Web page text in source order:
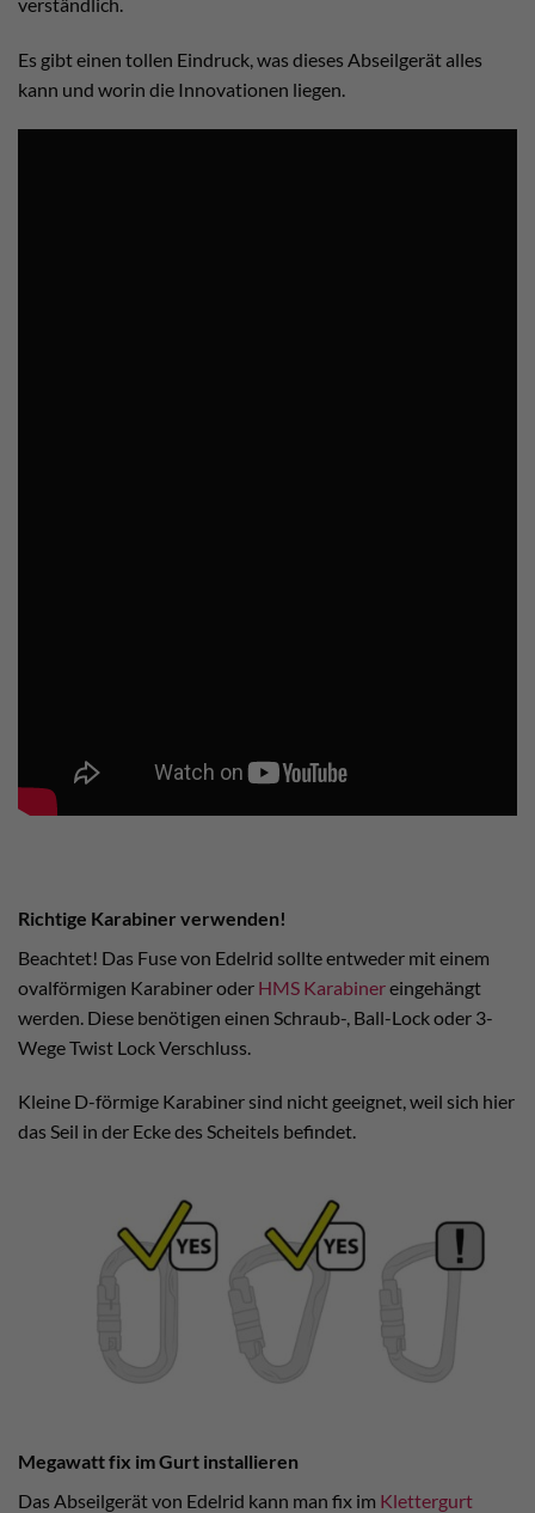
verständlich.
Es gibt einen tollen Eindruck, was dieses Abseilgerät alles
kann und worin die Innovationen liegen.
Richtige Karabiner verwenden!
Beachtet! Das Fuse von Edelrid sollte entweder mit einem
ovalförmigen Karabiner oder HMS Karabinereingehängt
werden. Diese benötigen einen Schraub-, Ball-Lock oder 3-
Wege Twist Lock Verschluss.
Kleine D-förmige Karabiner sind nicht geeignet, weil sich hier
das Seil in der Ecke des Scheitels befindet.
Megawatt fix im Gurt installieren
Das Abseilgerät von Edelrid kann man fix im Klettergurt